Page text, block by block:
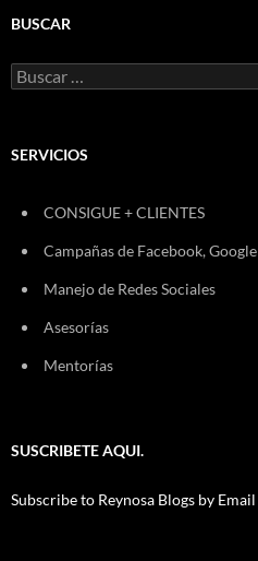
BUSCAR
Buscar:
SERVICIOS
CONSIGUE + CLIENTES
Campañas de Facebook, Google
Manejo de Redes Sociales
Asesorías
Mentorías
SUSCRIBETE AQUI.
Subscribe to Reynosa Blogs by Email